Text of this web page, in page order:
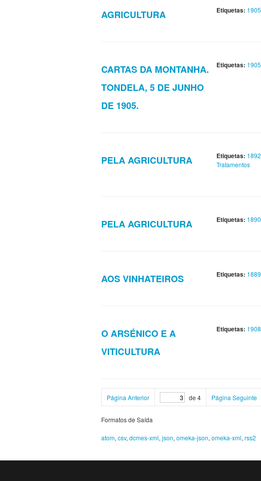
AGRICULTURA Etiquetas: 1905
CARTAS DA MONTANHA.
TONDELA, 5 DE JUNHO
DE 1905.
Etiquetas: 1905
PELA AGRICULTURA Etiquetas: 1892
Tratamentos
PELA AGRICULTURA Etiquetas: 1890
AOS VINHATEIROS Etiquetas: 1889
O ARSÉNICO E A
VITICULTURA
Etiquetas: 1908
Página Anterior de 4 Página Seguinte
Formatos de Saída
atom, csv, dcmes-xml, json, omeka-json, omeka-xml, rss2